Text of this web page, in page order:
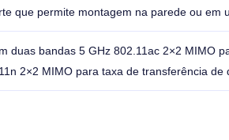
que permite montagem na parede ou em
duas bandas 5 GHz 802.11ac 2×2 MIMO
2×2 MIMO para taxa de transferência